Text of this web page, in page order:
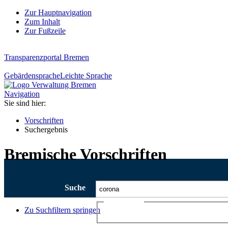
Zur Hauptnavigation
Zum Inhalt
Zur Fußzeile
Transparenzportal Bremen
GebärdenspracheLeichte Sprache
Navigation
Sie sind hier:
Vorschriften
Suchergebnis
Bremische Vorschriften
Suche
Zu Suchfiltern springen